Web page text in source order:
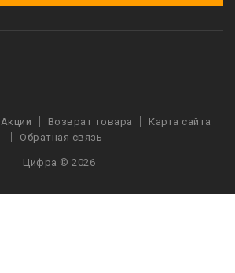
Акции Возврат товара
Карта сайта
Обратная связь
Цифра © 2026